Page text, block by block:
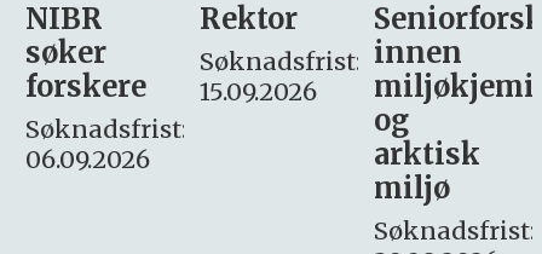
Rektor
Søknadsfrist:
15.09.2026
Seniorforsker
innen
miljøkjemi
søker
– fast
Søknadsfrist:
16. august.